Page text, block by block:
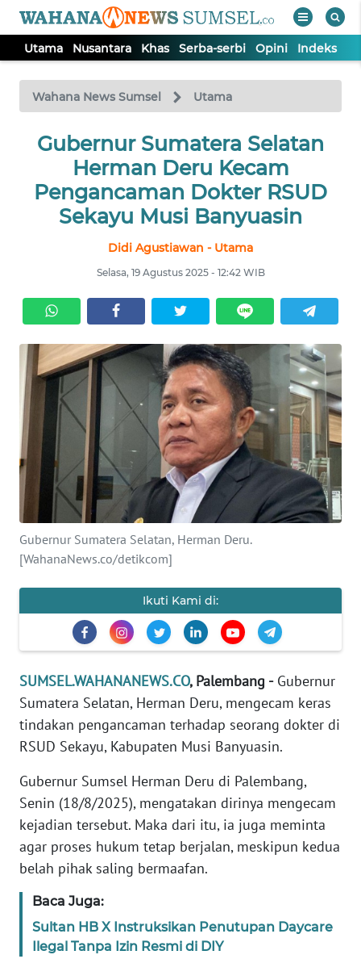
Utama Nusantara Khas Serba-serbi Opini Indeks
Wahana News Sumsel Utama
Gubernur Sumatera Selatan
Herman Deru Kecam
Pengancaman Dokter RSUD
Sekayu Musi Banyuasin
Didi Agustiawan - Utama
Selasa, 19 Agustus 2025 - 12:42 WIB
Gubernur Sumatera Selatan, Herman Deru.
[WahanaNews.co/detikcom]
Ikuti Kami di:
SUMSEL.WAHANANEWS.CO, Palembang -Gubernur
Sumatera Selatan, Herman Deru, mengecam keras
tindakan pengancaman terhadap seorang dokter di
RSUD Sekayu, Kabupaten Musi Banyuasin.
Gubernur Sumsel Herman Deru di Palembang,
Senin (18/8/2025), mengatakan dirinya mengecam
kejadian tersebut. Maka dari itu, ia juga meminta
agar proses hukum tetap berjalan, meskipun kedua
belah pihak saling bermaafan.
Baca Juga:
Sultan HB X Instruksikan Penutupan Daycare
Ilegal Tanpa Izin Resmi di DIY
TV
Tutup
UTAMA
NUSANTARA
SERBI
OPINI
Informasi
INDEKS
BERITA
KONTAK
KAMI
INFO
IKLAN
KAMI
PEDOMAN
MEDIA
SIBER
REDAKSI
KARIR
DISCLAIMER
Wahana
News
Regional
WN
SUMUT